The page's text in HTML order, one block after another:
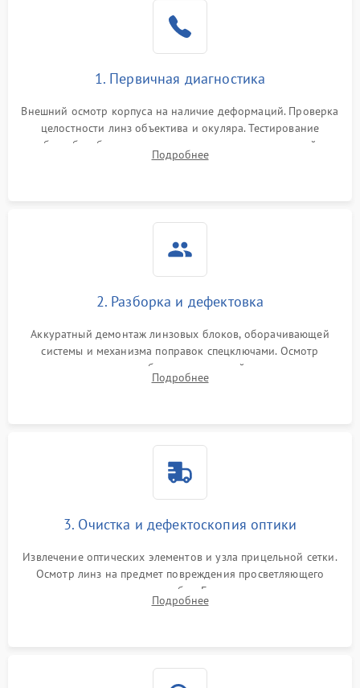
1. Первичная диагностика
Внешний осмотр корпуса на наличие деформаций. Проверка
целостности линз объектива и окуляра. Тестирование
работы барабанчиков ввода поправок, кольца отстройки
параллакса и зума. Выявление сколов, внутренних
Подробнее
2. Разборка и дефектовка
Аккуратный демонтаж линзовых блоков, оборачивающей
системы и механизма поправок спецключами. Осмотр
внутренних резьбовых соединений, пружин и
уплотнительных колец. Поиск причин люфта, смещения
Подробнее
3. Очистка и дефектоскопия оптики
Извлечение оптических элементов и узла прицельной сетки.
Осмотр линз на предмет повреждения просветляющего
покрытия или появления грибка. Бережная очистка стекол
спецрастворами. Проверка целостности гравированной
Подробнее